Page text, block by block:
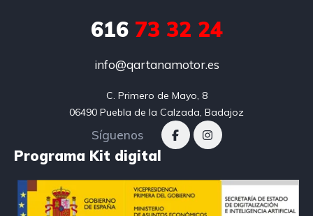
61673 32 24
info@qartanamotor.es
C. Primero de Mayo, 8
06490 Puebla de la Calzada, Badajoz
Síguenos
Programa Kit digital